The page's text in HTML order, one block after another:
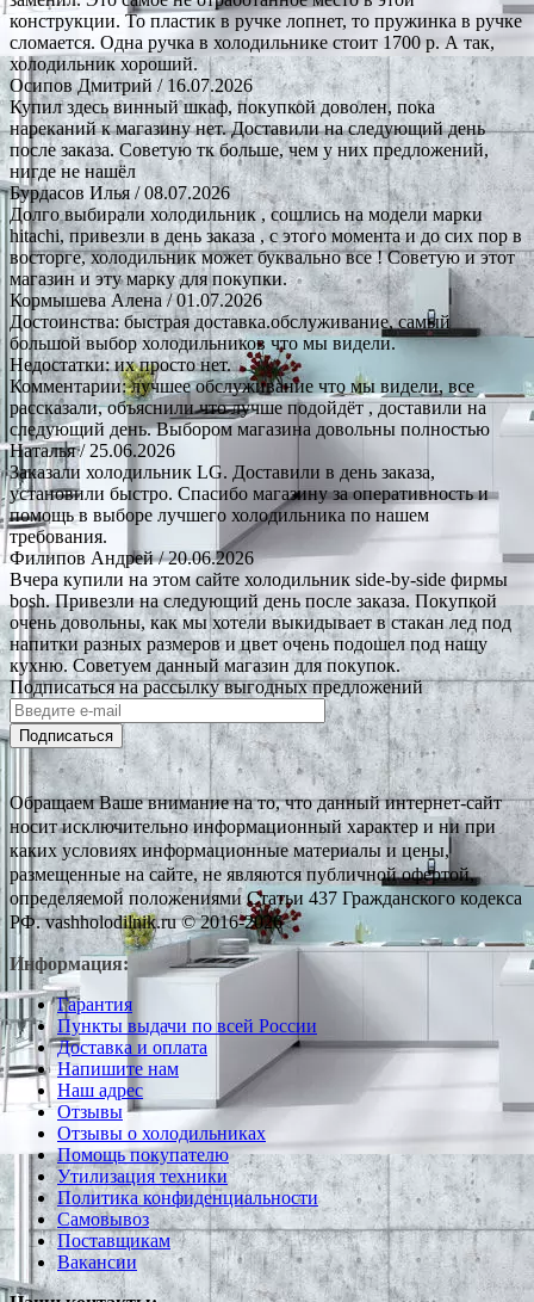
конструкции. То пластик в ручке лопнет, то пружинка в ручке
сломается. Одна ручка в холодильнике стоит 1700 р. А так,
холодильник хороший.
Осипов Дмитрий/ 16.07.2026
Купил здесь винный шкаф, покупкой доволен, пока
нареканий к магазину нет. Доставили на следующий день
после заказа. Советую тк больше, чем у них предложений,
нигде не нашёл
Бурдасов Илья / 08.07.2026
Долго выбирали холодильник , сошлись на модели марки
hitachi, привезли в день заказа , с этого момента и до сих пор в
восторге, холодильник может буквально все ! Советую и этот
магазин и эту марку для покупки.
Кормышева Алена / 01.07.2026
Достоинства: быстрая доставка.обслуживание, самый
большой выбор холодильников что мы видели.
Недостатки: их просто нет.
Комментарии: лучшее обслуживание что мы видели, все
рассказали, объяснили что лучше подойдёт , доставили на
следующий день. Выбором магазина довольны полностью
Наталья/ 25.06.2026
Заказали холодильник LG. Доставили в день заказа,
установили быстро. Спасибо магазину за оперативность и
помощь в выборе лучшего холодильника по нашем
требования.
Филипов Андрей/ 20.06.2026
Вчера купили на этом сайте холодильник side-by-side фирмы
bosh. Привезли на следующий день после заказа. Покупкой
очень довольны, как мы хотели выкидывает в стакан лед под
напитки разных размеров и цвет очень подошел под нашу
кухню. Советуем данный магазин для покупок.
Подписаться на рассылку выгодных предложений
Подписаться
Обращаем Ваше внимание на то, что данный интернет-сайт
носит исключительно информационный характер и ни при
каких условиях информационные материалы и цены,
размещенные на сайте, не являются публичной офертой,
определяемой положениями Статьи 437 Гражданского кодекса
РФ. vashholodilnik.ru © 2016-2026
Информация:
Гарантия
Пункты выдачи по всей России
Доставка и оплата
Напишите нам
Наш адрес
Отзывы
Отзывы о холодильниках
Помощь покупателю
Утилизация техники
Политика конфиденциальности
Самовывоз
Поставщикам
Вакансии